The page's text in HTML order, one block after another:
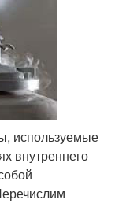
используемые
внутреннего